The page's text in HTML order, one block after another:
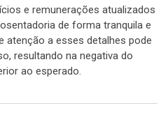
e remunerações atualizados
de forma tranquila e
atenção a esses detalhes pode
resultando na negativa do
ao esperado.